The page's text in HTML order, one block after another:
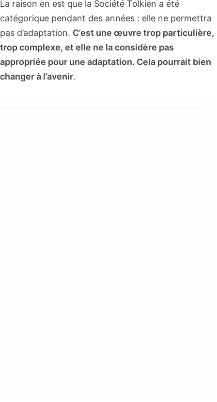
La raison en est que la Société Tolkien a été
catégorique pendant des années : elle ne permettra
pas d’adaptation. C’est une œuvre trop particulière,
trop complexe, et elle ne la considère pas
appropriée pour une adaptation. Cela pourrait bien
changer à l’avenir.